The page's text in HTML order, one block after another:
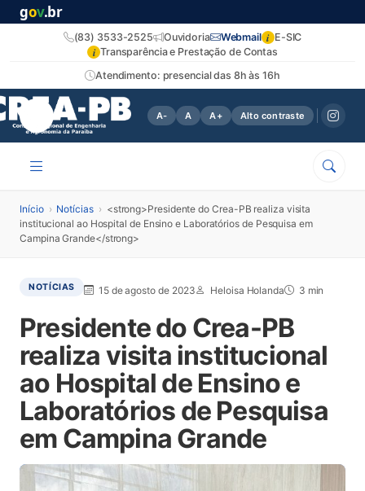
gov.br
Atendimento: presencial das 8h às 16h
(83) 3533-2525 Ouvidoria Webmail i E-SIC
i Transparência e Prestação de Contas
A- A A+ Alto contraste
Início › Notícias › <strong>Presidente do Crea-PB realiza visita
institucional ao Hospital de Ensino e Laboratórios de Pesquisa em
Campina Grande</strong>
NOTÍCIAS 15 de agosto de 2023 Heloisa Holanda 3 min
Presidente do Crea-PB
realiza visita institucional
ao Hospital de Ensino e
Laboratórios de Pesquisa
em Campina Grande